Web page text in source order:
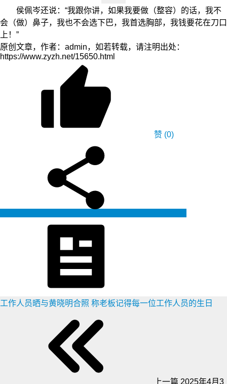
侯佩岑还说：“我跟你讲，如果我要做（整容）的话，我不
会（做）鼻子，我也不会选下巴，我首选胸部，我钱要花在刀口
上！”
原创文章，作者：admin，如若转载，请注明出处：
https://www.zyzh.net/15650.html
赞 (0)
工作人员晒与黄晓明合照 称老板记得每一位工作人员的生日
上一篇 2025年4月3